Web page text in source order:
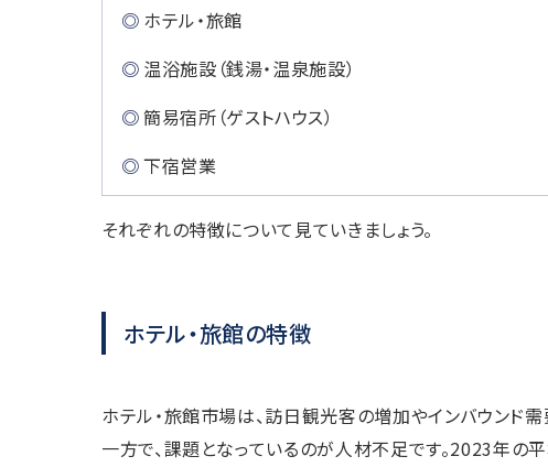
ホテル・旅館
温浴施設（銭湯・温泉施設）
簡易宿所（ゲストハウス）
下宿営業
それぞれの特徴について見ていきましょう。
ホテル・旅館の特徴
ホテル・旅館市場は、訪日観光客の増加やインバウンド
一方で、課題となっているのが人材不足です。2023年